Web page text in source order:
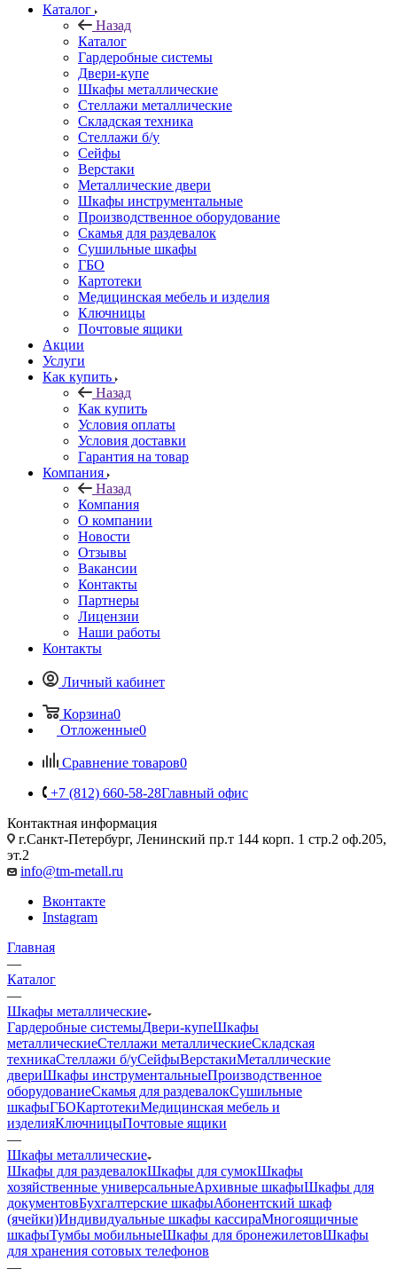
Каталог
Назад
Каталог
Гардеробные системы
Двери-купе
Шкафы металлические
Стеллажи металлические
Складская техника
Стеллажи б/у
Сейфы
Верстаки
Металлические двери
Шкафы инструментальные
Производственное оборудование
Скамья для раздевалок
Сушильные шкафы
ГБО
Картотеки
Медицинская мебель и изделия
Ключницы
Почтовые ящики
Акции
Услуги
Как купить
Назад
Как купить
Условия оплаты
Условия доставки
Гарантия на товар
Компания
Назад
Компания
О компании
Новости
Отзывы
Вакансии
Контакты
Партнеры
Лицензии
Наши работы
Контакты
Личный кабинет
Корзина0
Отложенные0
Сравнение товаров0
+7 (812) 660-58-28Главный офис
Контактная информация
г.Санкт-Петербург, Ленинский пр.т 144 корп. 1 стр.2 оф.205,
эт.2
info@tm-metall.ru
Вконтакте
Instagram
Главная
—
Каталог
—
Шкафы металлические
Гардеробные системыДвери-купеШкафы
металлическиеСтеллажи металлическиеСкладская
техникаСтеллажи б/уСейфыВерстакиМеталлические
двериШкафы инструментальныеПроизводственное
оборудованиеСкамья для раздевалокСушильные
шкафыГБОКартотекиМедицинская мебель и
изделияКлючницыПочтовые ящики
—
Шкафы металлические
Шкафы для раздевалокШкафы для сумокШкафы
хозяйственные универсальныеАрхивные шкафыШкафы для
документовБухгалтерские шкафыАбонентский шкаф
(ячейки)Индивидуальные шкафы кассираМногоящичные
шкафыТумбы мобильныеШкафы для бронежилетовШкафы
для хранения сотовых телефонов
—